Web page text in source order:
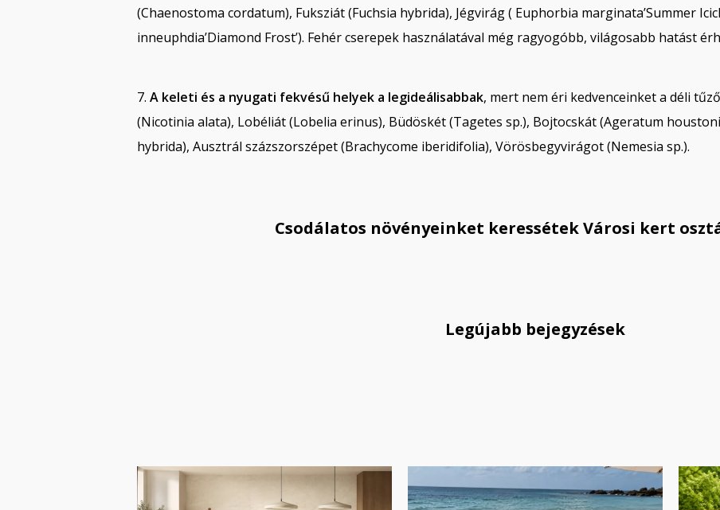
(Chaenostoma cordatum), Fuksziát (Fuchsia hybrida), Jégvirág ( Euphorbia marginata’Summer
inneuphdia’Diamond Frost’). Fehér cserepek használatával még ragyogóbb, világosabb hatást
7. A keleti és a nyugati fekvésű helyek a legideálisabbak, mert nem éri kedvenceinket a déli
(Nicotinia alata), Lobéliát (Lobelia erinus), Büdöskét (Tagetes sp.), Bojtocskát (Ageratum
hybrida), Ausztrál százszorszépet (Brachycome iberidifolia), Vörösbegyvirágot (Nemesia sp.).
Csodálatos növényeinket keressétek Városi kert
Legújabb bejegyzések